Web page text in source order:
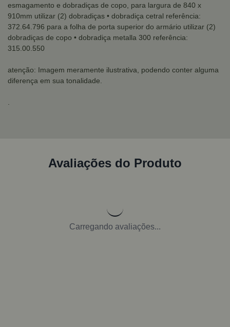
esmagamento e dobradiças de copo, para largura de 840 x
910mm utilizar (2) dobradiças • dobradiça cetral referência:
372.64.796 para a folha de porta superior do armário utilizar (2)
dobradiças de copo • dobradiça metalla 300 referência:
315.00.550
atenção: Imagem meramente ilustrativa, podendo conter alguma
diferença em sua tonalidade.
Avaliações do Produto
Carregando avaliações...